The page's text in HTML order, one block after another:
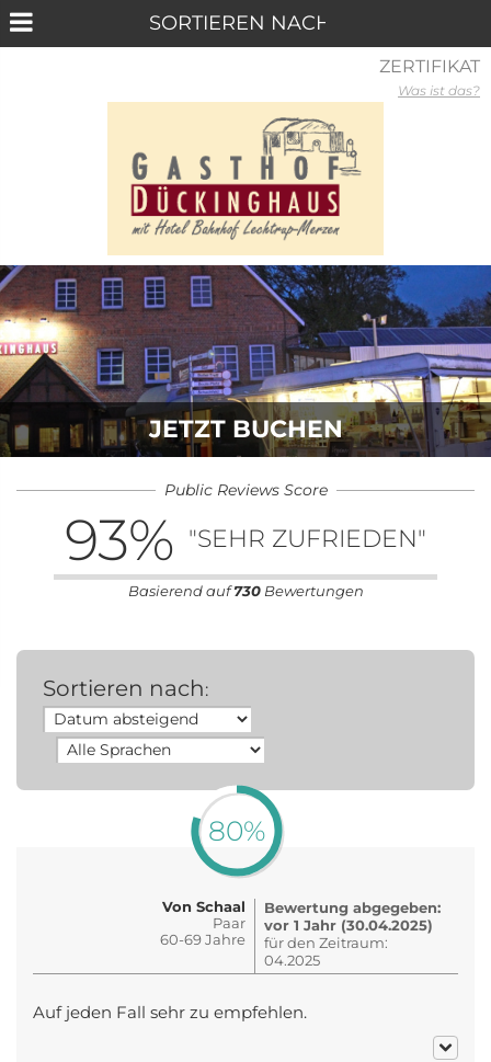
JETZT BUCHEN
Public Reviews Score
93% "SEHR ZUFRIEDEN"
Basierend auf730Bewertungen
Sortieren nach:
80%
Von Schaal
Paar
60-69 Jahre
Bewertung abgegeben:
vor 1 Jahr (30.04.2025)
für den Zeitraum:
04.2025
Auf jeden Fall sehr zu empfehlen.
ZERTIFIKAT
Was ist das?